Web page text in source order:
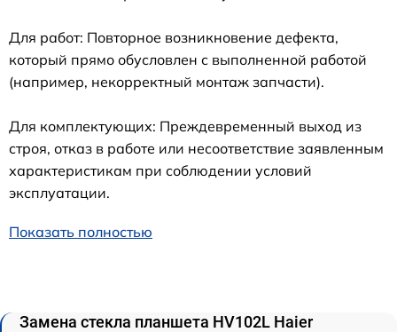
Для работ: Повторное возникновение дефекта,
который прямо обусловлен с выполненной работой
(например, некорректный монтаж запчасти).
Для комплектующих: Преждевременный выход из
строя, отказ в работе или несоответствие заявленным
характеристикам при соблюдении условий
эксплуатации.
Показать полностью
Замена стекла планшета HV102L Haier